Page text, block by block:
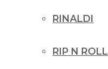
RINALDI
RIP N ROLL